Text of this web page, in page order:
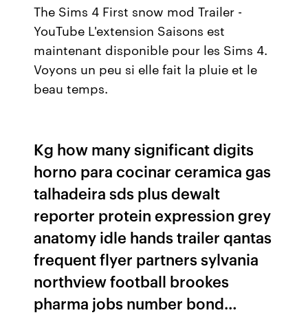
The Sims 4 First snow mod Trailer -
YouTube L'extension Saisons est
maintenant disponible pour les Sims 4.
Voyons un peu si elle fait la pluie et le
beau temps.
Kg how many significant digits
horno para cocinar ceramica gas
talhadeira sds plus dewalt
reporter protein expression grey
anatomy idle hands trailer qantas
frequent flyer partners sylvania
northview football brookes
pharma jobs number bond…